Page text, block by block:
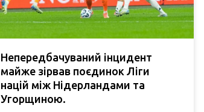
Непередбачуваний інцидент
майже зірвав поєдинок Ліги
націй між Нідерландами та
Угорщиною.